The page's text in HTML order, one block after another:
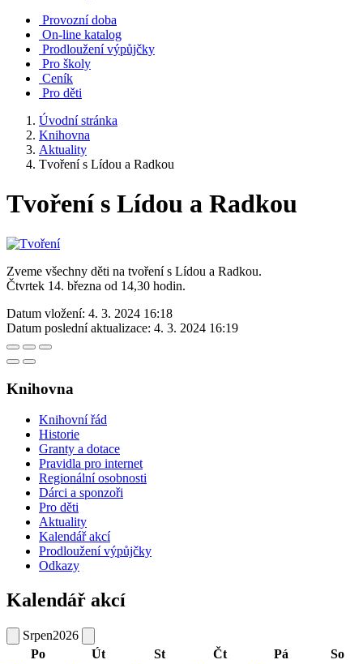
Provozní doba
On-line katalog
Prodloužení výpůjčky
Pro školy
Ceník
Pro děti
Úvodní stránka
Knihovna
Aktuality
Tvoření s Lídou a Radkou
Tvoření s Lídou a Radkou
Zveme všechny děti na tvoření s Lídou a Radkou.
Čtvrtek 14. března od 14,30 hodin.
Datum vložení: 4. 3. 2024 16:18
Datum poslední aktualizace: 4. 3. 2024 16:19
Knihovna
Knihovní řád
Historie
Granty a dotace
Pravidla pro internet
Regionální osobnosti
Dárci a sponzoři
Pro děti
Aktuality
Kalendář akcí
Prodloužení výpůjčky
Odkazy
Kalendář akcí
Srpen2026
Po
Út St Čt Pá
So